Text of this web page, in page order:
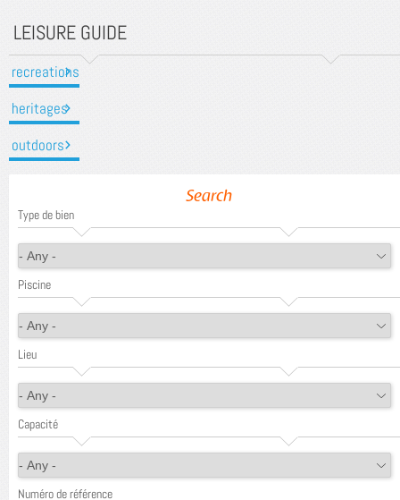
LEISURE GUIDE
recreations
heritages
outdoors
Search
Type de bien
Piscine
Lieu
Capacité
Numéro de référence